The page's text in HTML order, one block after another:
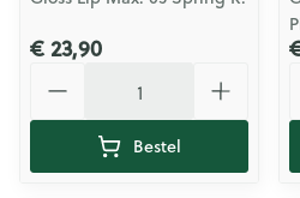
€ 23,90
Bestel